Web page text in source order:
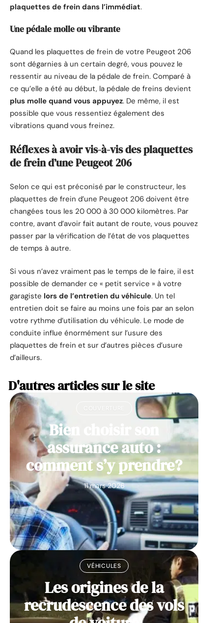
plaquettes de frein dans l’immédiat.
Une pédale molle ou vibrante
Quand les plaquettes de frein de votre Peugeot 206
sont dégarnies à un certain degré, vous pouvez le
ressentir au niveau de la pédale de frein. Comparé à
ce qu’elle a été au début, la pédale de freins devient
plus molle quand vous appuyez. De même, il est
possible que vous ressentiez également des
vibrations quand vous freinez.
Réflexes à avoir vis-à-vis des plaquettes
de frein d’une Peugeot 206
Selon ce qui est préconisé par le constructeur, les
plaquettes de frein d’une Peugeot 206 doivent être
changées tous les 20 000 à 30 000 kilomètres. Par
contre, avant d’avoir fait autant de route, vous pouvez
passer par la vérification de l’état de vos plaquettes
de temps à autre.
Si vous n’avez vraiment pas le temps de le faire, il est
possible de demander ce « petit service » à votre
garagiste lors de l’entretien du véhicule. Un tel
entretien doit se faire au moins une fois par an selon
votre rythme d’utilisation du véhicule. Le mode de
conduite influe énormément sur l’usure des
plaquettes de frein et sur d’autres pièces d’usure
d’ailleurs.
D'autres articles sur le site
Bien choisir son
assurance auto :
comment s’y prendre?
11 mars 2026
VÉHICULES
Les origines de la
recrudescence des vols